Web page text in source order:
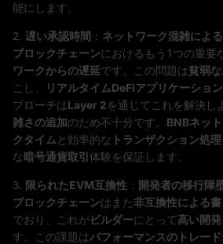
能にします。
2. 遅い承認時間 ： ネットワーク混雑によ
ブロックチェーンにおけるもう1つの重要
ワークからの遅延です。この問題は貧弱
こし、
リアルタイムDeFiアプリケーション
プローチはLayer 2を通じてこれを解決し
雑さの追加のため不十分です。 BNBネッ
クタイムと効率的な トランザクション処理
な暗号通貨取引体験を保証します。
3. 限られたEVM互換性 ： 開発者の移行障
ブロックチェーンはまた非互換性による
でおり、これがビルダーにとって高い開発
す。この課題はパフォーマンスのトレー